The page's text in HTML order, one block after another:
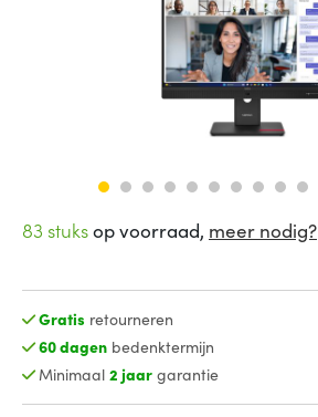
83 stuksop voorraad, meer nodig?
Gratis retourneren
60 dagenbedenktermijn
Minimaal 2 jaargarantie